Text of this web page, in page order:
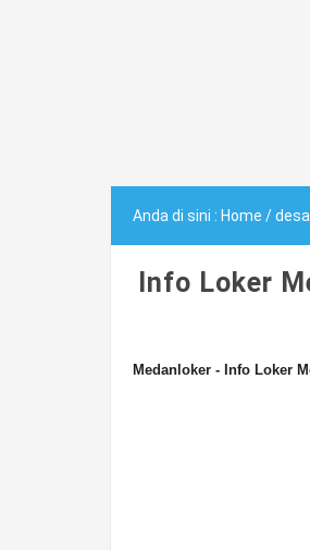
Anda di sini : Home /
Info Loker
Medanloker - Info Loker